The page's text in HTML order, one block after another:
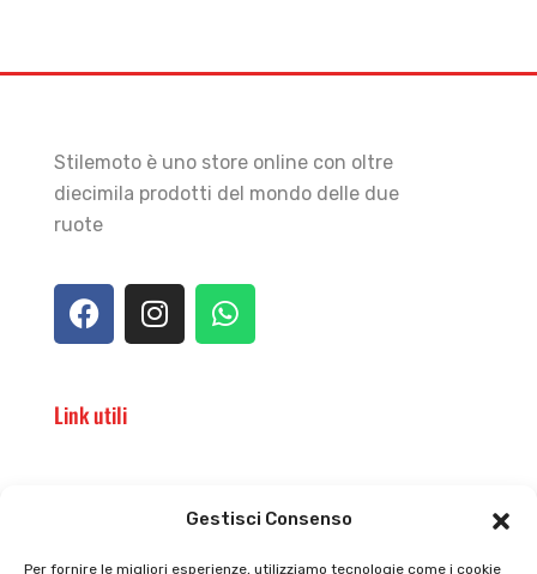
Gestisci Consenso
Per fornire le migliori esperienze, utilizziamo tecnologie come i cookie
Stilemoto è uno store online con oltre
diecimila prodotti del mondo delle due
ruote
Link utili